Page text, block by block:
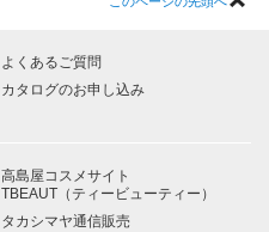
よくあるご質問
カタログのお申し込み
高島屋コスメサイト
TBEAUT（ティービューティー）
タカシマヤ通信販売